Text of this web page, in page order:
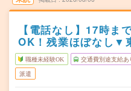
【電話なし】17時ま
OK！残業ほぼなし▼
職種未経験OK 交通費別途支給あ
派遣